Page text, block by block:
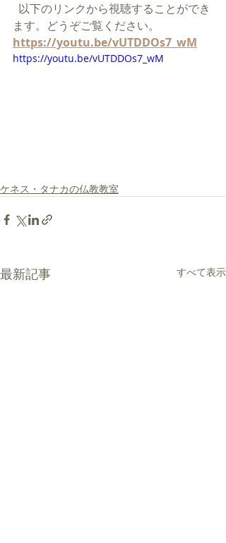
ます。どうぞご覧ください。
https://youtu.be/vUTDDOs7_wM
https://youtu.be/vUTDDOs7_wM
ケネス・タナカの仏教教室
最新記事 すべて表示